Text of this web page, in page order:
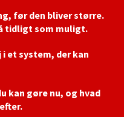
før den bliver større.
tidligt som muligt.
et system, der kan
kan gøre nu, og hvad